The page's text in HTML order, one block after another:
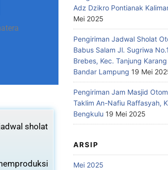
sholat
Adz Dzikro Pontianak
Mei 2025
Pengiriman Jadwal Sholat
Babus Salam Jl. Sugriwa
Brebes, Kec. Tanjung
Bandar Lampung 19 Mei
Pengiriman Jam Masjid
Taklim An-Nafiu Raffasyah,
Bengkulu 19 Mei 2025
ARSIP
Mei 2025